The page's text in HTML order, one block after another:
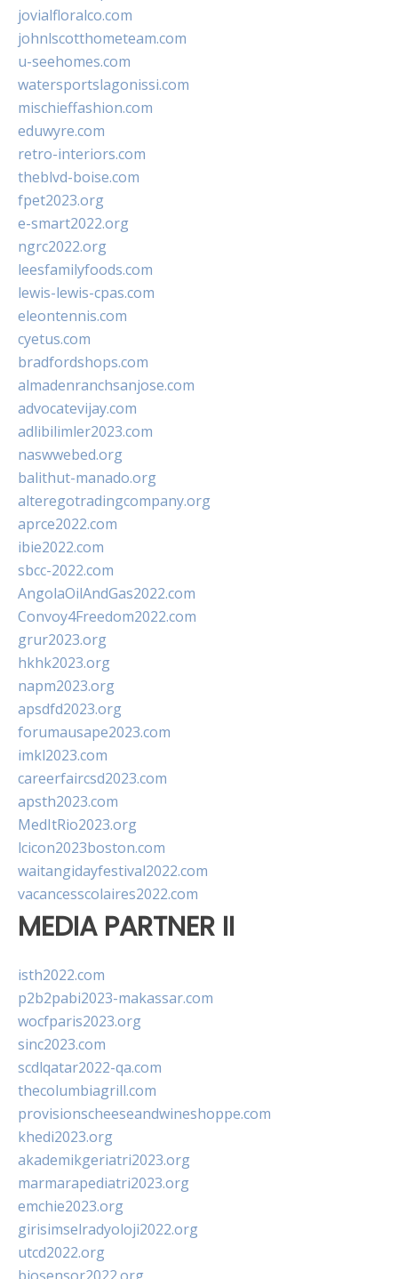
jovialfloralco.com
johnlscotthometeam.com
u-seehomes.com
watersportslagonissi.com
mischieffashion.com
eduwyre.com
retro-interiors.com
theblvd-boise.com
fpet2023.org
e-smart2022.org
ngrc2022.org
leesfamilyfoods.com
lewis-lewis-cpas.com
eleontennis.com
cyetus.com
bradfordshops.com
almadenranchsanjose.com
advocatevijay.com
adlibilimler2023.com
naswwebed.org
balithut-manado.org
alteregotradingcompany.org
aprce2022.com
ibie2022.com
sbcc-2022.com
AngolaOilAndGas2022.com
Convoy4Freedom2022.com
grur2023.org
hkhk2023.org
napm2023.org
apsdfd2023.org
forumausape2023.com
imkl2023.com
careerfaircsd2023.com
apsth2023.com
MedItRio2023.org
lcicon2023boston.com
waitangidayfestival2022.com
vacancesscolaires2022.com
MEDIA PARTNER II
isth2022.com
p2b2pabi2023-makassar.com
wocfparis2023.org
sinc2023.com
scdlqatar2022-qa.com
thecolumbiagrill.com
provisionscheeseandwineshoppe.com
khedi2023.org
akademikgeriatri2023.org
marmarapediatri2023.org
emchie2023.org
girisimselradyoloji2022.org
utcd2022.org